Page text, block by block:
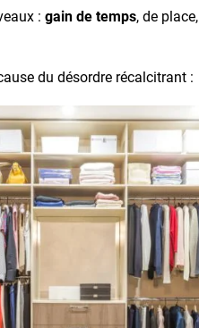
: gain de temps, de place,
du désordre récalcitrant :